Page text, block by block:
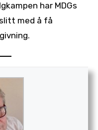
har MDGs
med å få